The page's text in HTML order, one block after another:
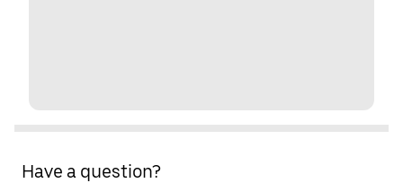
Have a question?